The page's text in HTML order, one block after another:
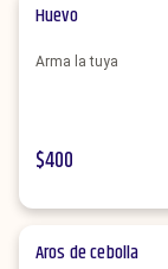
Huevo
Arma la tuya
$400
Aros de cebolla